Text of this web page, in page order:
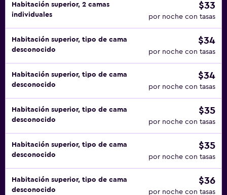
Habitación superior, 2 camas
individuales
$33
por noche con tasas
Habitación superior, tipo de cama
desconocido
$34
por noche con tasas
Habitación superior, tipo de cama
desconocido
$34
por noche con tasas
Habitación superior, tipo de cama
desconocido
$35
por noche con tasas
Habitación superior, tipo de cama
desconocido
$35
por noche con tasas
Habitación superior, tipo de cama
desconocido
$36
por noche con tasas